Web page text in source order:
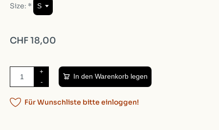
Size: *
CHF 18,00
+
-
In den Warenkorb legen
Für Wunschliste bitte einloggen!